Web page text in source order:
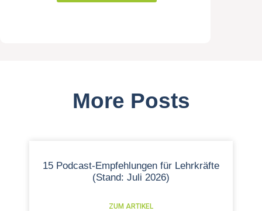
More Posts
15 Podcast-Empfehlungen für Lehrkräfte
(Stand: Juli 2026)
ZUM ARTIKEL